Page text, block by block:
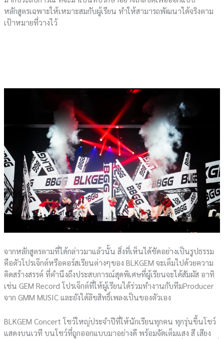
หลักสูตรเฉพาะให้เหมาะสมกับผู้เรียน ทำให้สามารถพัฒนาได้จริงตาม
เป้าหมายที่วางไว้
จากหลักสูตรตามที่ได้กล่าวมาแล้วนั้น สิ่งที่เห็นได้ชัดอย่างเป็นรูปธรรม
คือตัวโปรเจ็กต์หรือคอร์สเรียนต่างๆของ BLKGEM จะเต็มไปด้วยความ
คิดสร้างสรรค์ ที่คำนึงถึงประสบการณ์สุดพิเศษที่ผู้เรียนจะได้สัมผัส อาทิ
เช่น GEM Record โปรเจ็กต์ที่ให้ผู้เรียนได้ร่วมทำงานกับทีมProducer
จาก GMM MUSIC และยังได้ลิขสิทธิ์เพลงเป็นของตัวเอง
BLKGEM Concert โชว์ใหญ่ประจำปีที่ให้นักเรียนทุกคน ทุกรุ่นขึ้นโชว์
แสดงบนเวที บนโชว์ที่ถูกออกแบบมาอย่างดี พร้อมจัดเต็มแสง สี เสียง